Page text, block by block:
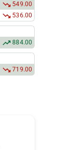
549.00
536.00
884.00
719.00